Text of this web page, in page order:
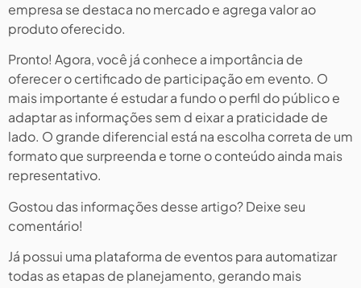
empresa se destaca no mercado e agrega valor ao
produto oferecido.
Pronto! Agora, você já conhece a importância de
oferecer o certificado de participação em evento. O
mais importante é estudar a fundo o perfil do público e
adaptar as informações sem d eixar a praticidade de
lado. O grande diferencial está na escolha correta de um
formato que surpreenda e torne o conteúdo ainda mais
representativo.
Gostou das informações desse artigo? Deixe seu
comentário!
Já possui uma plataforma de eventos para automatizar
todas as etapas de planejamento, gerando mais